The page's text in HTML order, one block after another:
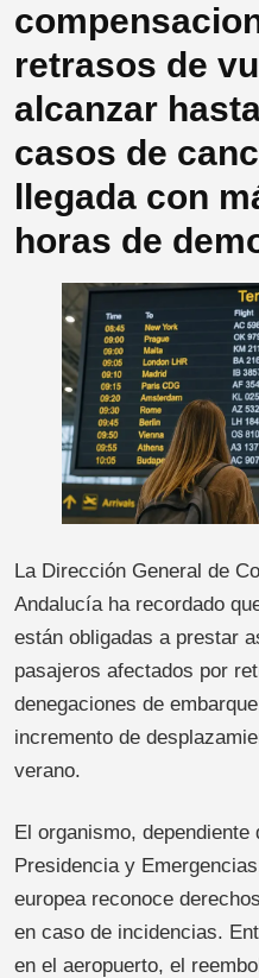
retrasos de
alcanzar
casos de
llegada con
horas de
La Dirección General de
Andalucía ha recordado
están obligadas a prestar
pasajeros afectados por
denegaciones de
incremento de
verano.
El organismo,
Presidencia y
europea reconoce
en caso de incidencias.
en el aeropuerto, el